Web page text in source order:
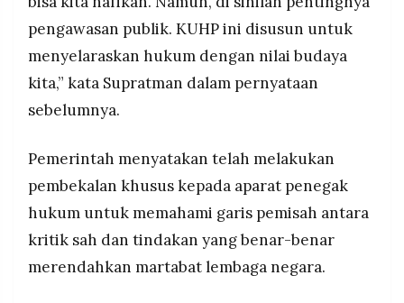
pengawasan publik. KUHP ini disusun untuk
menyelaraskan hukum dengan nilai budaya
kita,” kata Supratman dalam pernyataan
sebelumnya.
Pemerintah menyatakan telah melakukan
pembekalan khusus kepada aparat penegak
hukum untuk memahami garis pemisah antara
kritik sah dan tindakan yang benar-benar
merendahkan martabat lembaga negara.